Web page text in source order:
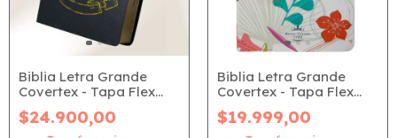
Biblia Letra Grande
Covertex - Tapa Flex
Ancla Dorada (RVR
1960)
$24.900,00
Biblia Letra Grande
Covertex - Tapa Flex
Flor Jardín (RVR 1960)
$19.999,00